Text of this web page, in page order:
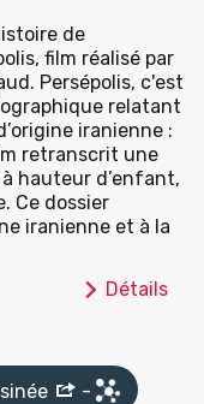
de
film réalisé par
Persépolis, c'est
relatant
iranienne :
retranscrit une
hauteur d’enfant,
Ce dossier
iranienne et à la
Détails
-